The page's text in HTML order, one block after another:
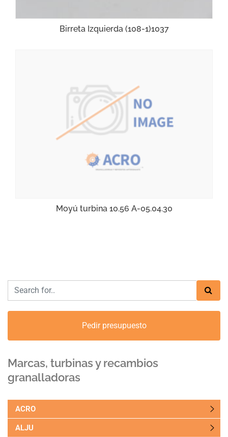
Birreta Izquierda (108-1)1037
Moyú turbina 10.56 A-05.04.30
Pedir presupuesto
Marcas, turbinas y recambios
granalladoras
ACRO
ALJU